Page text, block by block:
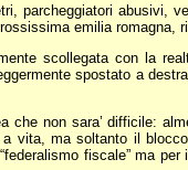
parcheggiatori abusivi,
emilia romagna,
scollegata con la
spostato a
non sara’ difficile:
vita, ma soltanto il
fiscale” ma per